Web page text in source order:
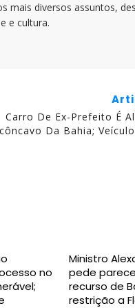
mais diversos assuntos,
e cultura.
Carro De Ex-Prefeito É
Da Bahia;
no
Ministro
pede
recurso de
restrição a